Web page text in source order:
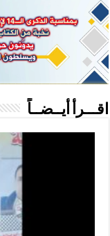
اقـــرأ أيــضــاً